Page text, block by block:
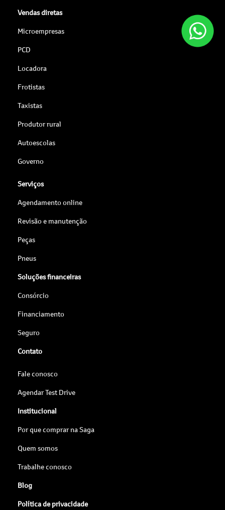
Vendas diretas
Microempresas
PCD
Locadora
Frotistas
Taxistas
Produtor rural
Autoescolas
Governo
Serviços
Agendamento online
Revisão e manutenção
Peças
Pneus
Soluções financeiras
Consórcio
Financiamento
Seguro
Contato
Fale conosco
Agendar Test Drive
Institucional
Por que comprar na Saga
Quem somos
Trabalhe conosco
Blog
Política de privacidade